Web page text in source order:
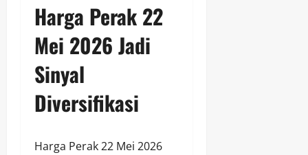
Harga Perak 22
Mei 2026 Jadi
Sinyal
Diversifikasi
Harga Perak 22 Mei 2026